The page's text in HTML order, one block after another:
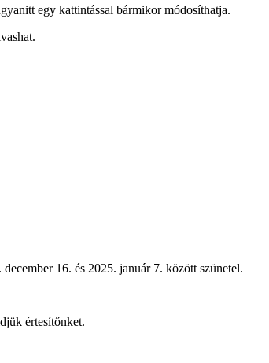
egy kattintással bármikor módosíthatja.
16. és 2025. január 7. között szünetel.
értesítőnket.